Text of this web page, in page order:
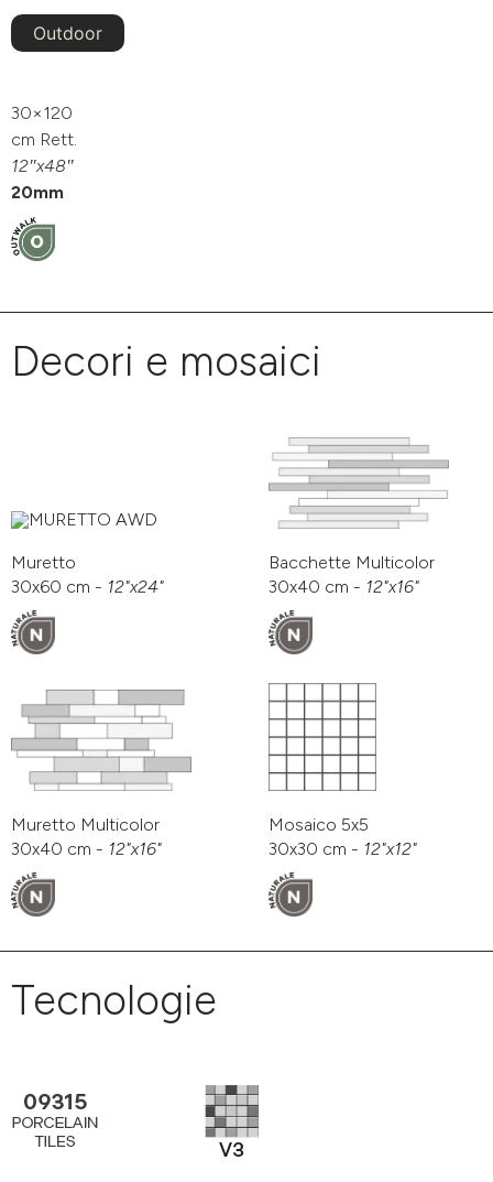
Outdoor
30×120
cm Rett.
12″x48″
20mm
Decori e mosaici
Muretto
30x60 cm - 12"x24"
Bacchette Multicolor
30x40 cm - 12"x16"
Muretto Multicolor
30x40 cm - 12"x16"
Mosaico 5x5
30x30 cm - 12"x12"
Tecnologie